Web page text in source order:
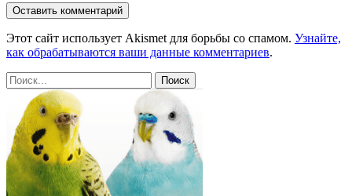
Этот сайт использует Akismet для борьбы со спамом. Узнайте,
как обрабатываются ваши данные комментариев.